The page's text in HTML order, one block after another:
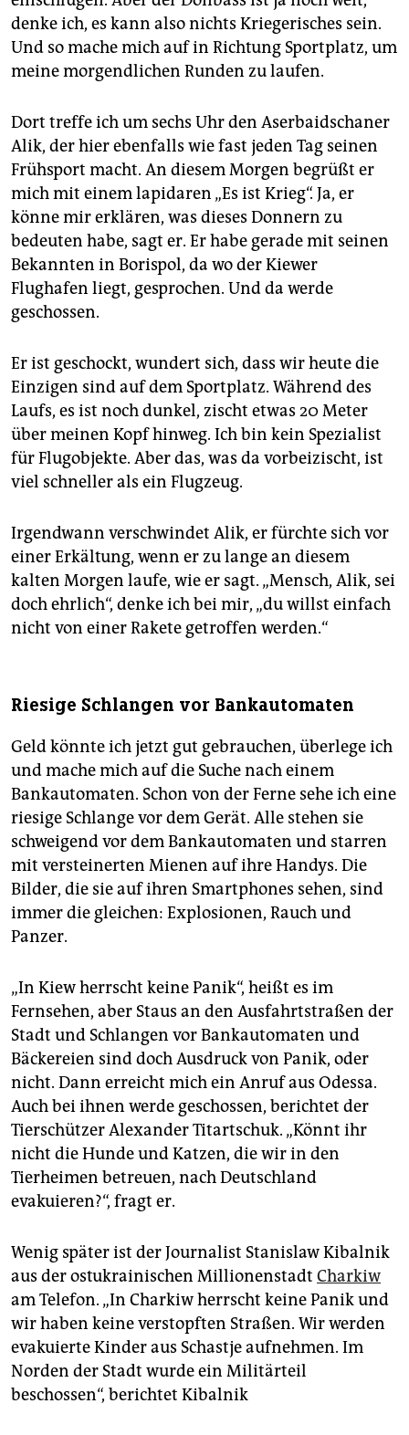
denke ich, es kann also nichts Kriegerisches sein.
Und so mache mich auf in Richtung Sportplatz, um
meine morgendlichen Runden zu ­laufen.
Dort treffe ich um sechs Uhr den Aserbaidschaner
Alik, der hier ebenfalls wie fast jeden Tag seinen
Frühsport macht. An diesem Morgen begrüßt er
mich mit einem lapidaren „Es ist Krieg“. Ja, er
könne mir erklären, was dieses Donnern zu
bedeuten habe, sagt er. Er habe gerade mit seinen
Bekannten in Borispol, da wo der Kiewer
Flughafen liegt, gesprochen. Und da werde
geschossen.
Er ist geschockt, wundert sich, dass wir heute die
Einzigen sind auf dem Sportplatz. Während des
Laufs, es ist noch dunkel, zischt etwas 20 Meter
über meinen Kopf hinweg. Ich bin kein Spezialist
für Flugobjekte. Aber das, was da vorbeizischt, ist
viel schneller als ein Flugzeug.
Irgendwann verschwindet Alik, er fürchte sich vor
einer Erkältung, wenn er zu lange an diesem
kalten Morgen laufe, wie er sagt. „Mensch, Alik, sei
doch ehrlich“, denke ich bei mir, „du willst einfach
nicht von einer Rakete getroffen werden.“
Riesige Schlangen vor Bankautomaten
Geld könnte ich jetzt gut gebrauchen, überlege ich
und mache mich auf die Suche nach einem
Bankautomaten. Schon von der Ferne sehe ich eine
riesige Schlange vor dem Gerät. Alle stehen sie
schweigend vor dem Bankautomaten und starren
mit versteinerten Mienen auf ihre Handys. Die
Bilder, die sie auf ihren Smart­phones sehen, sind
immer die gleichen: Explosionen, Rauch und
Panzer.
„In Kiew herrscht keine Panik“, heißt es im
Fernsehen, aber Staus an den Ausfahrtstraßen der
Stadt und Schlangen vor Bankautomaten und
Bäckereien sind doch Ausdruck von Panik, oder
nicht. Dann erreicht mich ein Anruf aus Odessa.
Auch bei ihnen werde geschossen, berichtet der
Tierschützer Ale­xander Titartschuk. „Könnt ihr
nicht die Hunde und Katzen, die wir in den
Tierheimen betreuen, nach Deutschland
evakuieren?“, fragt er.
Wenig später ist der Journalist Stanislaw Kibalnik
aus der ostukrainischen Millionenstadt Charkiw
am Telefon. „In Charkiw herrscht keine Panik und
wir haben keine verstopften Straßen. Wir werden
evakuierte Kinder aus Schastje aufnehmen. Im
Norden der Stadt wurde ein Militärteil
beschossen“, berichtet Kibalnik